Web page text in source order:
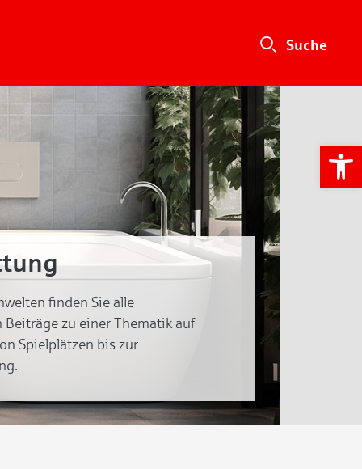
finden Sie alle
Beiträge zu einer Thematik auf
Spielplätzen bis zur